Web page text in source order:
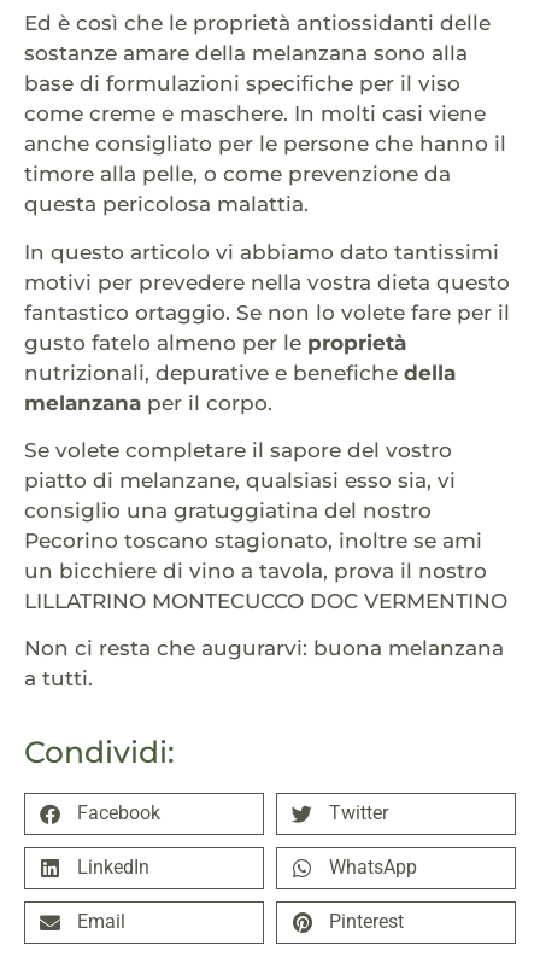
Condividi:
Facebook Twitter
LinkedIn WhatsApp
Email Pinterest
Ed è così che le proprietà antiossidanti delle
sostanze amare della melanzana sono alla
base di formulazioni specifiche per il viso
come creme e maschere. In molti casi viene
anche consigliato per le persone che hanno il
timore alla pelle, o come prevenzione da
questa pericolosa malattia.
In questo articolo vi abbiamo dato tantissimi
motivi per prevedere nella vostra dieta questo
fantastico ortaggio. Se non lo volete fare per il
gusto fatelo almeno per le proprietà
nutrizionali, depurative e benefiche della
melanzana per il corpo.
Se volete completare il sapore del vostro
piatto di melanzane, qualsiasi esso sia, vi
consiglio una gratuggiatina del nostro
Pecorino toscano stagionato, inoltre se ami
un bicchiere di vino a tavola, prova il nostro
LILLATRINO MONTECUCCO DOC VERMENTINO
Non ci resta che augurarvi: buona melanzana
a tutti.